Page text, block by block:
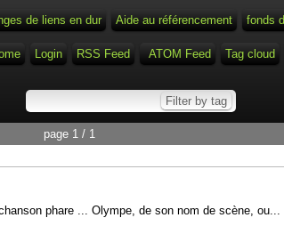
de liens en dur Aide au référencement
fonds
Login RSS Feed ATOM Feed Tag cloud
page 1 / 1
phare ... Olympe, de son nom de scène, ou...